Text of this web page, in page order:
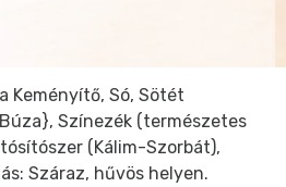
Keményítő, Só, Sötét
Színezék (természetes
(Kálim-Szorbát),
Száraz, hűvös helyen.